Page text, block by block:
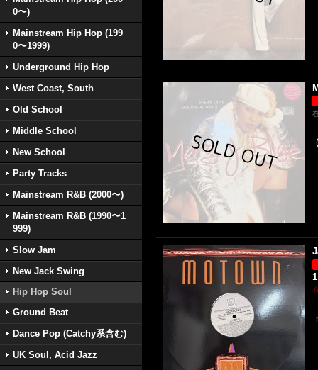
0〜)
Mainstream Hip Hop (199
0〜1999)
Underground Hip Hop
West Coast, South
Old School
Middle School
New School
Party Tracks
Mainstream R&B (2000〜)
Mainstream R&B (1990〜1
999)
Slow Jam
New Jack Swing
Hip Hop Soul
Ground Beat
Dance Pop (Catchy系含む)
UK Soul, Acid Jazz